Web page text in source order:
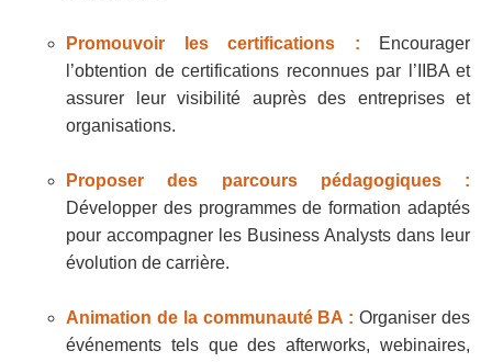
Promouvoir les certifications : Encourager
l’obtention de certifications reconnues par l’IIBA et
assurer leur visibilité auprès des entreprises et
organisations.
Proposer des parcours pédagogiques :
Développer des programmes de formation adaptés
pour accompagner les Business Analysts dans leur
évolution de carrière.
Animation de la communauté BA : Organiser des
événements tels que des afterworks, webinaires,